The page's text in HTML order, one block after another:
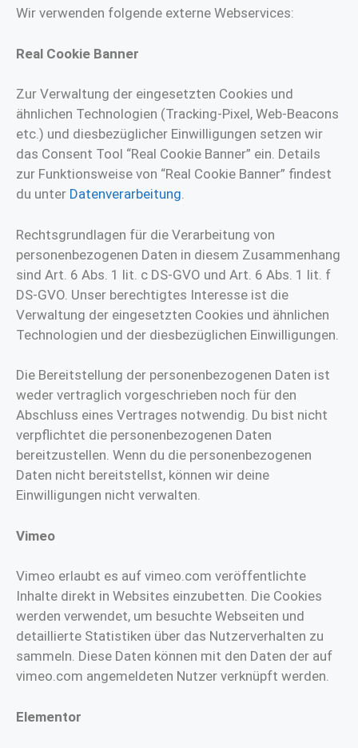
Wir verwenden folgende externe Webservices:
Real Cookie Banner
Zur Verwaltung der eingesetzten Cookies und
ähnlichen Technologien (Tracking-Pixel, Web-Beacons
etc.) und diesbezüglicher Einwilligungen setzen wir
das Consent Tool “Real Cookie Banner” ein. Details
zur Funktionsweise von “Real Cookie Banner” findest
du unter Datenverarbeitung.
Rechtsgrundlagen für die Verarbeitung von
personenbezogenen Daten in diesem Zusammenhang
sind Art. 6 Abs. 1 lit. c DS-GVO und Art. 6 Abs. 1 lit. f
DS-GVO. Unser berechtigtes Interesse ist die
Verwaltung der eingesetzten Cookies und ähnlichen
Technologien und der diesbezüglichen Einwilligungen.
Die Bereitstellung der personenbezogenen Daten ist
weder vertraglich vorgeschrieben noch für den
Abschluss eines Vertrages notwendig. Du bist nicht
verpflichtet die personenbezogenen Daten
bereitzustellen. Wenn du die personenbezogenen
Daten nicht bereitstellst, können wir deine
Einwilligungen nicht verwalten.
Vimeo
Vimeo erlaubt es auf vimeo.com veröffentlichte
Inhalte direkt in Websites einzubetten. Die Cookies
werden verwendet, um besuchte Webseiten und
detaillierte Statistiken über das Nutzerverhalten zu
sammeln. Diese Daten können mit den Daten der auf
vimeo.com angemeldeten Nutzer verknüpft werden.
Elementor